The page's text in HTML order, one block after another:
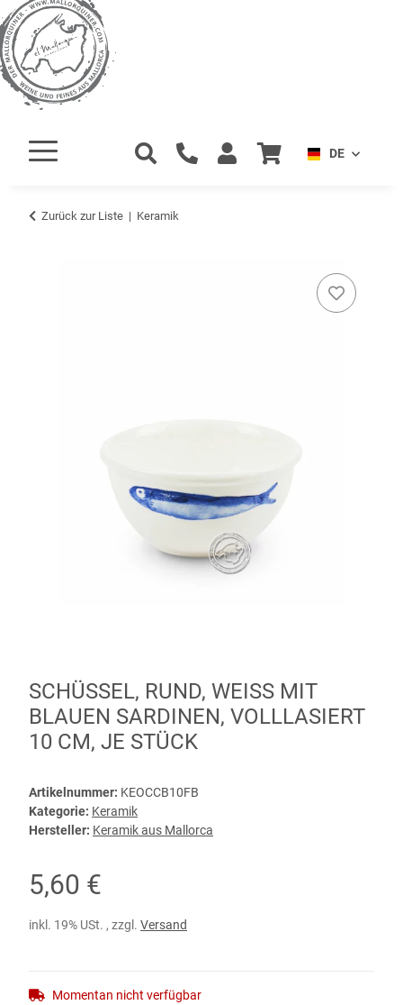
DE
Zurück zur Liste Keramik
SCHÜSSEL, RUND, WEISS MIT B
LAUEN SARDINEN, VOLLLASIERT 1
0 CM, JE STÜCK
Artikelnummer: KEOCCB10FB
Kategorie: Keramik
Hersteller: Keramik aus Mallorca
5,60 €
inkl. 19% USt. , zzgl. Versand
Momentan nicht verfügbar